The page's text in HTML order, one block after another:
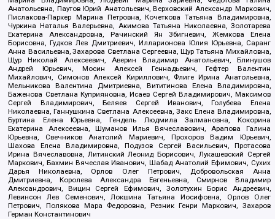
Анатольевна, Паутов Юрий Анатольевич, Верховский Александр Маркович,
Пислакова-Паркер Марина Петровна, Кочеткова Татьяна Владимировна,
Чуркина Наталья Валерьевна, Акимова Татьяна Николаевна, Золотарева
Екатерина Александровна, Рачинский Ян Збигневич, Жемкова Елена
Борисовна, Гудков Лев Дмитриевич, Илларионова Юлия Юрьевна, Саранг
Анна Васильевна, Захарова Светлана Сергеевна, Щур Татьяна Михайловна,
Щур Николай Алексеевич, Аверин Владимир Анатольевич, Блинушов
Андрей Юрьевич, Мосин Алексей Геннадьевич, Гефтер Валентин
Михайлович, Симонов Алексей Кириллович, Флиге Ирина Анатольевна,
Мельникова Валентина Дмитриевна, Вититинова Елена Владимировна,
Баженова Светлана Куприяновна, Исаев Сергей Владимирович, Максимов
Сергей Владимирович, Беляев Сергей Иванович, Голубева Елена
Николаевна, Ганнушкина Светлана Алексеевна, Закс Елена Владимировна,
Буртина Елена Юрьевна, Гендель Людмила Залмановна, Кокорина
Екатерина Алексеевна, Шуманов Илья Вячеславович, Арапова Галина
Юрьевна, Свечников Анатолий Мариевич, Прохоров Вадим Юрьевич,
Шахова Елена Владимировна, Подузов Сергей Васильевич, Протасова
Ирина Вячеславовна, Литинский Леонид Борисович, Лукашевский Сергей
Маркович, Бахмин Вячеслав Иванович, Шабад Анатолий Ефимович, Сухих
Дарья Николаевна, Орлов Олег Петрович, Добровольская Анна
Дмитриевна, Королева Александра Евгеньевна, Смирнов Владимир
Александрович, Вицин Сергей Ефимович, Золотухин Борис Андреевич,
Левинсон Лев Семенович, Локшина Татьяна Иосифовна, Орлов Олег
Петрович, Полякова Мара Федоровна, Резник Генри Маркович, Захаров
Герман Константинович